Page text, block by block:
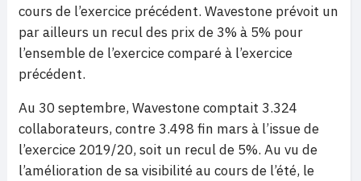
cours de l’exercice précédent. Wavestone prévoit un
par ailleurs un recul des prix de 3% à 5% pour
l’ensemble de l’exercice comparé à l’exercice
précédent.
Au 30 septembre, Wavestone comptait 3.324
collaborateurs, contre 3.498 fin mars à l’issue de
l’exercice 2019/20, soit un recul de 5%. Au vu de
l’amélioration de sa visibilité au cours de l’été, le